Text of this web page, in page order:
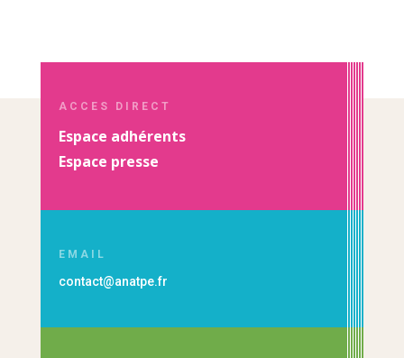
ACCES DIRECT
Espace adhérents
Espace presse
EMAIL
contact@anatpe.fr